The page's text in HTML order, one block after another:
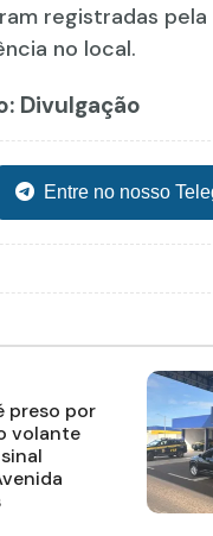
registradas pela
no local.
Divulgação
Entre no nosso
preso por
volante